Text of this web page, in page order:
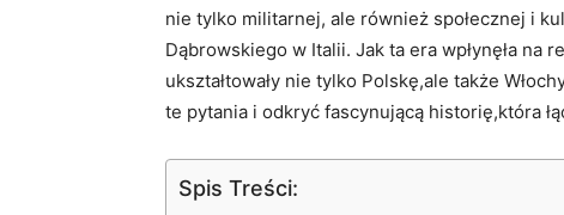
nie tylko militarnej, ale również społecznej i
Dąbrowskiego w Italii. Jak ta era wpłynęła na
ukształtowały nie tylko Polskę,ale także
te pytania i odkryć fascynującą historię,która
Spis Treści: